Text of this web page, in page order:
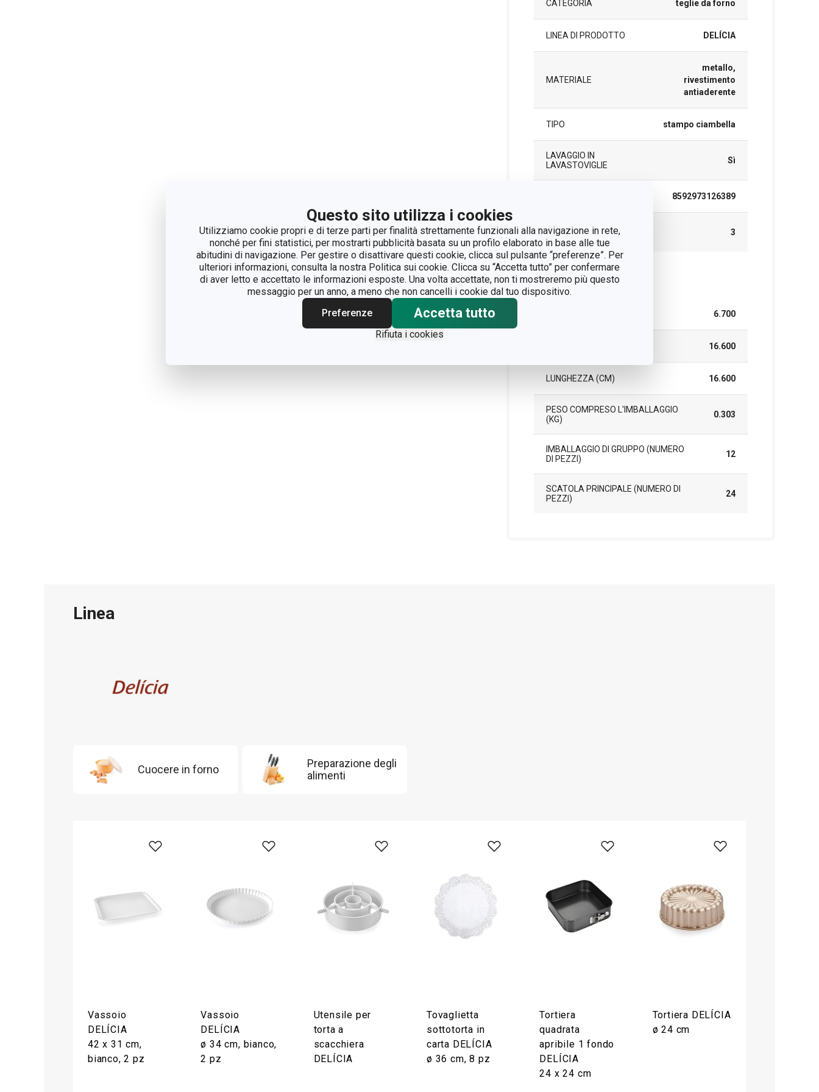
Questo sito utilizza i cookies
Utilizziamo cookie propri e di terze parti per finalità strettamente funzionali alla navigazione in rete,
nonché per fini statistici, per mostrarti pubblicità basata su un profilo elaborato in base alle tue
abitudini di navigazione. Per gestire o disattivare questi cookie, clicca sul pulsante “preferenze”. Per
ulteriori informazioni, consulta la nostra Politica sui cookie. Clicca su “Accetta tutto” per confermare
di aver letto e accettato le informazioni esposte. Una volta accettate, non ti mostreremo più questo
messaggio per un anno, a meno che non cancelli i cookie dal tuo dispositivo.
Preferenze
Accetta tutto
Rifiuta i cookies
CATEGORIA teglie da forno
LINEA DI PRODOTTO DELÍCIA
MATERIALE
metallo,
rivestimento
antiaderente
TIPO stampo ciambella
LAVAGGIO IN
LAVASTOVIGLIE
Sì
8592973126389
DURATA DELLA
GARANZIA (IN ANNI)
3
Pacchetto
6.700
16.600
LUNGHEZZA (CM) 16.600
PESO COMPRESO L'IMBALLAGGIO
(KG)
0.303
IMBALLAGGIO DI GRUPPO (NUMERO
DI PEZZI)
12
SCATOLA PRINCIPALE (NUMERO DI
PEZZI)
24
Linea
Cuocere in forno
Preparazione degli
alimenti
Vassoio
DELÍCIA
42 x 31 cm,
bianco, 2 pz
Vassoio
DELÍCIA
ø 34 cm, bianco,
2 pz
Utensile per
torta a
scacchiera
DELÍCIA
Tovaglietta
sottotorta in
carta DELÍCIA
ø 36 cm, 8 pz
Tortiera
quadrata
apribile 1 fondo
DELÍCIA
24 x 24 cm
Tortiera DELÍCIA
ø 24 cm